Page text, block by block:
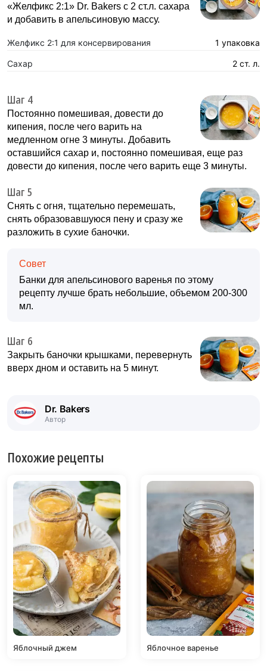
«Желфикс 2:1» Dr. Bakers с 2 ст.л. сахара
и добавить в апельсиновую массу.
Желфикс 2:1 для консервирования 1 упаковка
Сахар 2 ст. л.
Шаг 4
Постоянно помешивая, довести до
кипения, после чего варить на
медленном огне 3 минуты. Добавить
оставшийся сахар и, постоянно помешивая, еще раз
довести до кипения, после чего варить еще 3 минуты.
Шаг 5
Снять с огня, тщательно перемешать,
снять образовавшуюся пену и сразу же
разложить в сухие баночки.
Совет
Банки для апельсинового варенья по этому
рецепту лучше брать небольшие, объемом 200-300
мл.
Шаг 6
Закрыть баночки крышками, перевернуть
вверх дном и оставить на 5 минут.
Dr. Bakers
Автор
Похожие рецепты
Яблочный джем Яблочное варенье